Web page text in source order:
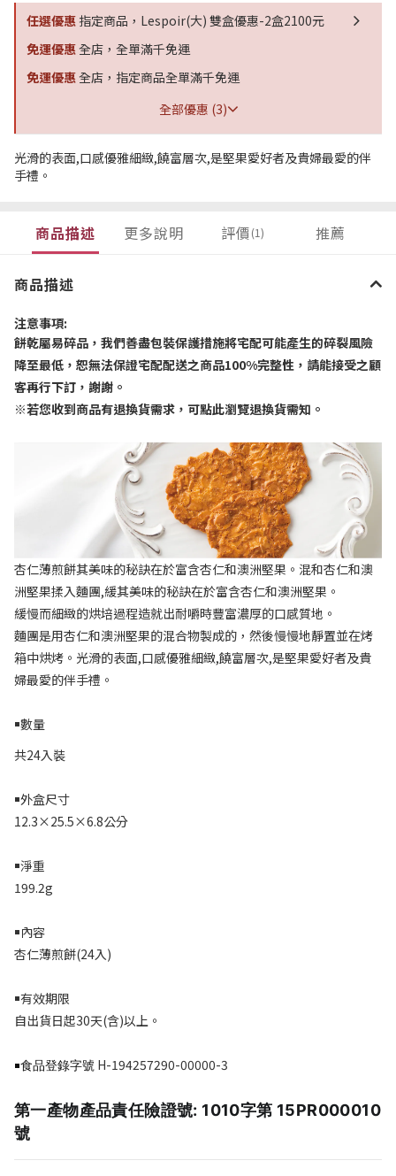
任選優惠 指定商品，Lespoir(大) 雙盒優惠-2盒2100元
免運優惠全店，全單滿千免運
免運優惠全店，指定商品全單滿千免運
全部優惠 (3)
光滑的表面,口感優雅細緻,饒富層次,是堅果愛好者及貴婦最愛的伴
手禮。
商品描述 更多說明 評價(1) 推薦
商品描述
注意事項:
餅乾屬易碎品，我們善盡包裝保護措施將宅配可能產生的碎裂風險
降至最低，恕無法保證宅配配送之商品100%完整性，請能接受之顧
客再行下訂，謝謝。
※若您收到商品有退換貨需求，可點此瀏覽退換貨需知。
杏仁薄煎餅其美味的秘訣在於富含杏仁和澳洲堅果。混和杏仁和澳
洲堅果揉入麵團,緩其美味的秘訣在於富含杏仁和澳洲堅果。
緩慢而細緻的烘培過程造就出耐嚼時豐富濃厚的口感質地。
麵團是用杏仁和澳洲堅果的混合物製成的，然後慢慢地靜置並在烤
箱中烘烤。光滑的表面,口感優雅細緻,饒富層次,是堅果愛好者及貴
婦最愛的伴手禮。
￭數量
共24入裝
￭外盒尺寸
12.3×25.5×6.8公分
￭淨重
199.2g
￭內容
杏仁薄煎餅(24入)
￭有效期限
自出貨日起30天(含)以上。
￭食品登錄字號 H-194257290-00000-3
第一產物產品責任險證號: 1010字第 15PR000010
號